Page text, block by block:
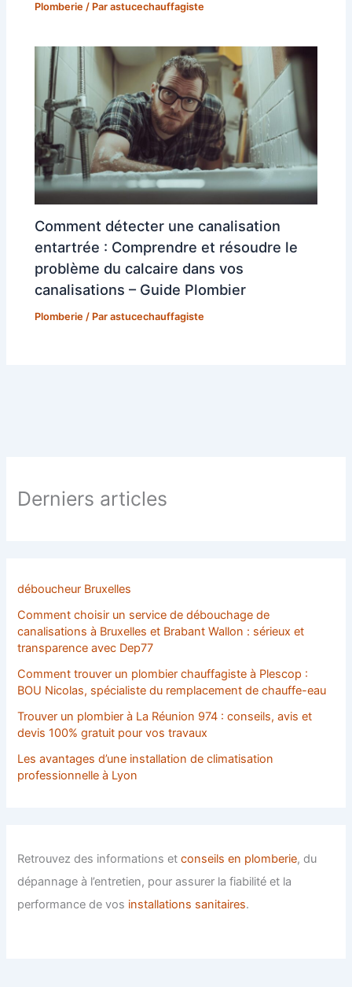
Plomberie / Parastucechauffagiste
Comment détecter une canalisation
entartrée : Comprendre et résoudre le
problème du calcaire dans vos
canalisations – Guide Plombier
Plomberie / Parastucechauffagiste
Derniers articles
déboucheur Bruxelles
Comment choisir un service de débouchage de
canalisations à Bruxelles et Brabant Wallon : sérieux et
transparence avec Dep77
Comment trouver un plombier chauffagiste à Plescop :
BOU Nicolas, spécialiste du remplacement de chauffe-eau
Trouver un plombier à La Réunion 974 : conseils, avis et
devis 100% gratuit pour vos travaux
Les avantages d’une installation de climatisation
professionnelle à Lyon
Retrouvez des informations etconseils en plomberie, du
dépannage à l’entretien, pour assurer la fiabilité et la
performance de vos installations sanitaires.